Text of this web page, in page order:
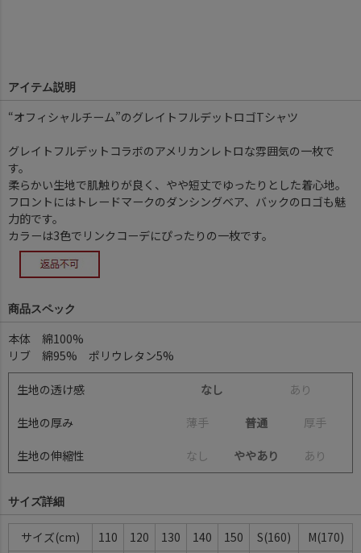
アイテム説明
“オフィシャルチーム”のグレイトフルデットロゴTシャツ
グレイトフルデットコラボのアメリカンレトロな雰囲気の一枚で
す。
柔らかい生地で肌触りが良く、やや短丈でゆったりとした着心地。
フロントにはトレードマークのダンシングベア、バックのロゴも魅
力的です。
カラーは3色でリンクコーデにぴったりの一枚です。
商品スペック
本体 綿100%
リブ 綿95% ポリウレタン5%
生地の透け感 なし あ り
生地の厚み 薄手 普通 厚手
生地の伸縮性 な し ややあり あ り
サイズ詳細
サイズ(cm) 110 120 130 140 150 S(160) M(170)